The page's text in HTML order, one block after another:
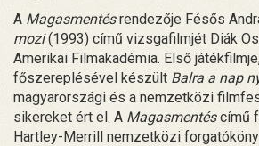
A Magasmentésrendezője Fésős
mozi(1993) című vizsgafilmjét Diák
Amerikai Filmakadémia. Első
főszereplésével készült Balra a nap
magyarországi és a nemzetközi
sikereket ért el. A Magasmentéscímű
Hartley-Merrill nemzetközi